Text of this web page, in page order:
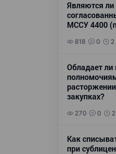
Являются
МССУ 4400
818 0
Обладает ли
закупках?
270 0
Как
при